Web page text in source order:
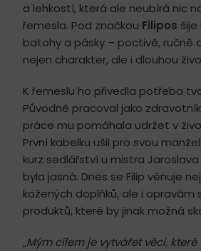
a lehkostí, která ale neubírá nic
řemesla. Pod značkou Filipos šije
batohy a pásky – poctivě, ručně
nejen charakter, ale i dlouhou
K řemeslu ho přivedla potřeba
Původně pracoval jako
práce mu pomáhala udržet v
První kabelku ušil pro svou
kurz sedlářství u mistra
byla jasná. Dnes se Filip věnuje
kožených doplňků, ale i opravám
produktů, které by jinak možná
„Mým cílem je vytvářet věci, které